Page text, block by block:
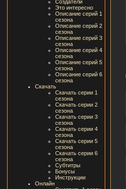
Создатели
Это интересно
Описание серий 1
сезона
Описание серий 2
сезона
Описание серий 3
сезона
Описание серий 4
сезона
Описание серий 5
сезона
Описание серий 6
сезона
Скачать
Скачать серии 1
сезона
Скачать серии 2
сезона
Скачать серии 3
сезона
Скачать серии 4
сезона
Скачать серии 5
сезона
Скачать серии 6
сезона
Субтитры
Бонусы
Инструкции
Онлайн